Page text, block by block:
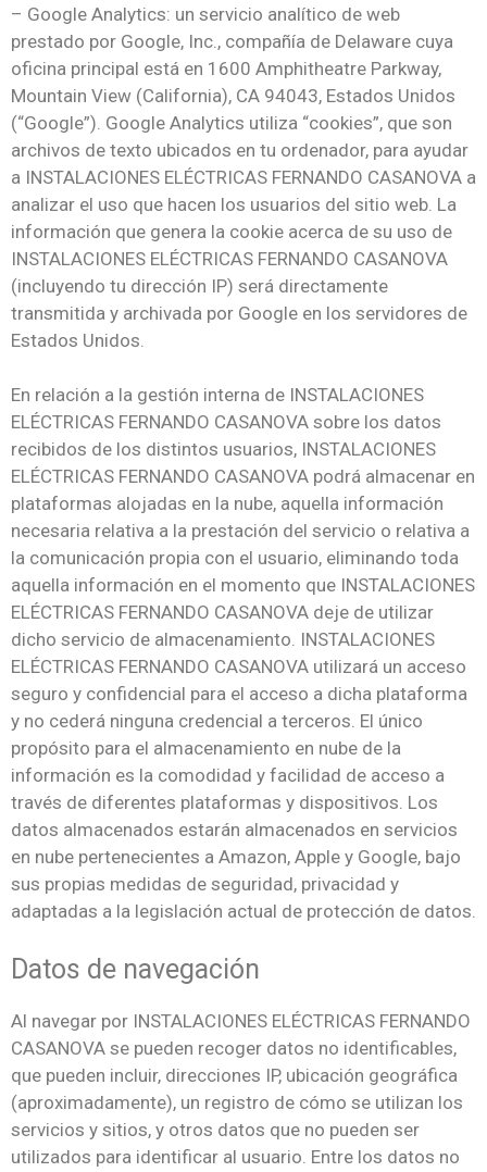
– Google Analytics: un servicio analítico de web
prestado por Google, Inc., compañía de Delaware cuya
oficina principal está en 1600 Amphitheatre Parkway,
Mountain View (California), CA 94043, Estados Unidos
(“Google”). Google Analytics utiliza “cookies”, que son
archivos de texto ubicados en tu ordenador, para ayudar
a INSTALACIONES ELÉCTRICAS FERNANDO CASANOVA a
analizar el uso que hacen los usuarios del sitio web. La
información que genera la cookie acerca de su uso de
INSTALACIONES ELÉCTRICAS FERNANDO CASANOVA
(incluyendo tu dirección IP) será directamente
transmitida y archivada por Google en los servidores de
Estados Unidos.
En relación a la gestión interna de INSTALACIONES
ELÉCTRICAS FERNANDO CASANOVA sobre los datos
recibidos de los distintos usuarios, INSTALACIONES
ELÉCTRICAS FERNANDO CASANOVA podrá almacenar en
plataformas alojadas en la nube, aquella información
necesaria relativa a la prestación del servicio o relativa a
la comunicación propia con el usuario, eliminando toda
aquella información en el momento que INSTALACIONES
ELÉCTRICAS FERNANDO CASANOVA deje de utilizar
dicho servicio de almacenamiento. INSTALACIONES
ELÉCTRICAS FERNANDO CASANOVA utilizará un acceso
seguro y confidencial para el acceso a dicha plataforma
y no cederá ninguna credencial a terceros. El único
propósito para el almacenamiento en nube de la
información es la comodidad y facilidad de acceso a
través de diferentes plataformas y dispositivos. Los
datos almacenados estarán almacenados en servicios
en nube pertenecientes a Amazon, Apple y Google, bajo
sus propias medidas de seguridad, privacidad y
adaptadas a la legislación actual de protección de datos.
Datos de navegación
Al navegar por INSTALACIONES ELÉCTRICAS FERNANDO
CASANOVA se pueden recoger datos no identificables,
que pueden incluir, direcciones IP, ubicación geográfica
(aproximadamente), un registro de cómo se utilizan los
servicios y sitios, y otros datos que no pueden ser
utilizados para identificar al usuario. Entre los datos no